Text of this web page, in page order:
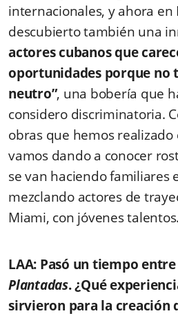
internacionales, y ahora en
descubierto también una
actores cubanos que
oportunidades porque no
neutro”, una bobería que
considero discriminatoria.
obras que hemos realizado
vamos dando a conocer
se van haciendo familiares
mezclando actores de
Miami, con jóvenes talentos.
LAA: Pasó un tiempo entre
Plantadas. ¿Qué
sirvieron para la creación